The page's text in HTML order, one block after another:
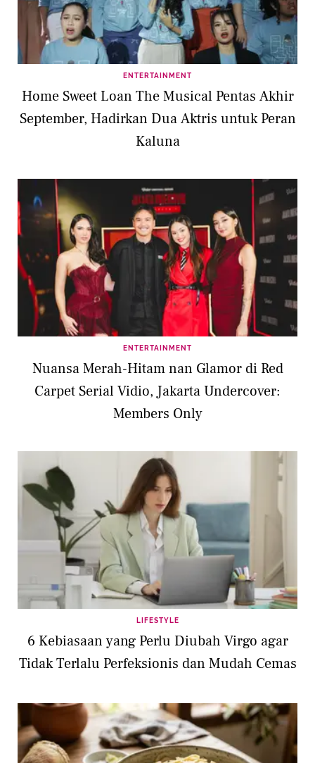
ENTERTAINMENT
Home Sweet Loan The Musical Pentas Akhir
September, Hadirkan Dua Aktris untuk Peran
Kaluna
ENTERTAINMENT
Nuansa Merah-Hitam nan Glamor di Red
Carpet Serial Vidio, Jakarta Undercover:
Members Only
LIFESTYLE
6 Kebiasaan yang Perlu Diubah Virgo agar
Tidak Terlalu Perfeksionis dan Mudah Cemas